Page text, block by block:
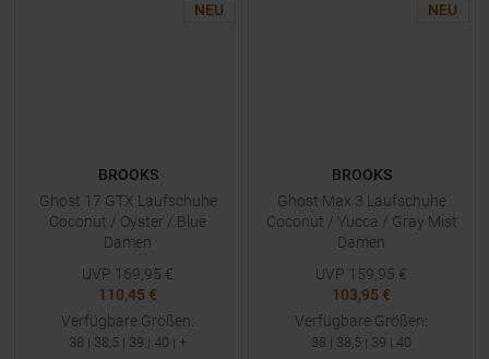
NEU
BROOKS
Ghost 17 GTX Laufschuhe
Coconut / Oyster / Blue
Damen
UVP 169,95 €
110,45 €
Verfügbare Größen:
38 | 38,5 | 39 | 40 | +
NEU
BROOKS
Ghost Max 3 Laufschuhe
Coconut / Yucca / Gray Mist
Damen
UVP 159,95 €
103,95 €
Verfügbare Größen:
38 | 38,5 | 39 | 40